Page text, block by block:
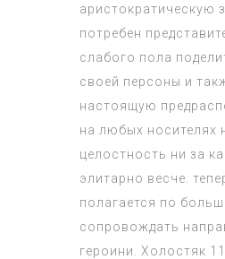
аристократическую
потребен
слабого пола
своей персоны и
настоящую
на любых носителях
целостность ни за
элитарно весче.
полагается по
сопровождать
героини. Холостяк